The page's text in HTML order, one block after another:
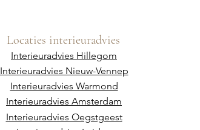
Locaties interieuradvies
Interieuradvies Hillegom
Interieuradvies Nieuw-Vennep
Interieuradvies Warmond
Interieuradvies Amsterdam
Interieuradvies Oegstgeest